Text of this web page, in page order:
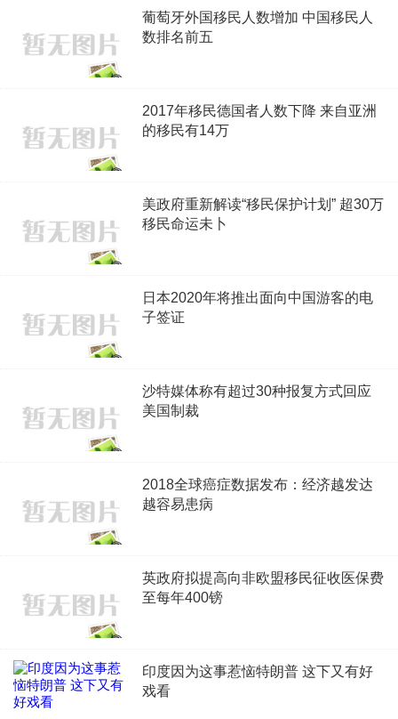
葡萄牙外国移民人数增加 中国移民人
数排名前五
2017年移民德国者人数下降 来自亚洲
的移民有14万
美政府重新解读“移民保护计划” 超30万
移民命运未卜
日本2020年将推出面向中国游客的电
子签证
沙特媒体称有超过30种报复方式回应
美国制裁
2018全球癌症数据发布：经济越发达
越容易患病
英政府拟提高向非欧盟移民征收医保费
至每年400镑
印度因为这事惹恼特朗普 这下又有好
戏看